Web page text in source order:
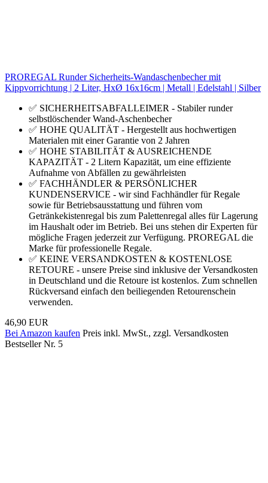
PROREGAL Runder Sicherheits-Wandaschenbecher mit
Kippvorrichtung | 2 Liter, HxØ 16x16cm | Metall | Edelstahl | Silber
✅ SICHERHEITSABFALLEIMER - Stabiler runder
selbstlöschender Wand-Aschenbecher
✅ HOHE QUALITÄT - Hergestellt aus hochwertigen
Materialen mit einer Garantie von 2 Jahren
✅ HOHE STABILITÄT & AUSREICHENDE
KAPAZITÄT - 2 Litern Kapazität, um eine effiziente
Aufnahme von Abfällen zu gewährleisten
✅ FACHHÄNDLER & PERSÖNLICHER
KUNDENSERVICE - wir sind Fachhändler für Regale
sowie für Betriebsausstattung und führen vom
Getränkekistenregal bis zum Palettenregal alles für Lagerung
im Haushalt oder im Betrieb. Bei uns stehen dir Experten für
mögliche Fragen jederzeit zur Verfügung. PROREGAL die
Marke für professionelle Regale.
✅ KEINE VERSANDKOSTEN & KOSTENLOSE
RETOURE - unsere Preise sind inklusive der Versandkosten
in Deutschland und die Retoure ist kostenlos. Zum schnellen
Rückversand einfach den beiliegenden Retourenschein
verwenden.
46,90 EUR
Bei Amazon kaufen Preis inkl. MwSt., zzgl. Versandkosten
Bestseller Nr. 5